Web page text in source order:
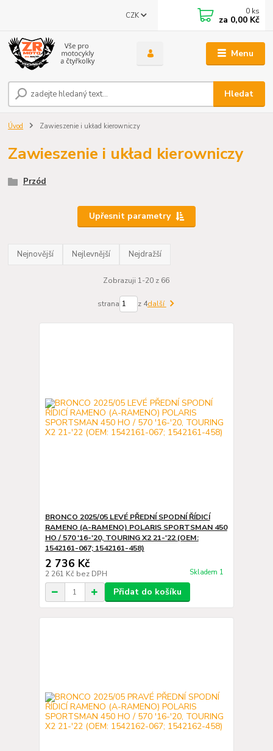
Menu
CZK
Hledat
0 ks
za 0,00 Kč
Úvod Zawieszenie i układ kierowniczy
Zawieszenie i układ kierowniczy
Przód
Upřesnit parametry
Nejnovější Nejlevnější Nejdražší
Zobrazuji 1-20 z 66
strana z 4další
BRONCO 2025/05 LEVÉ PŘEDNÍ SPODNÍ ŘÍDICÍ
RAMENO (A-RAMENO) POLARIS SPORTSMAN 450
HO / 570 '16-'20, TOURING X2 21-'22 (OEM:
1542161-067; 1542161-458)
2 736 Kč
2 261 Kč bez DPH Skladem 1
Přidat do košíku